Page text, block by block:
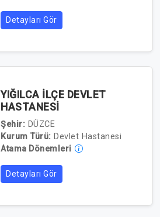
Detayları Gör
YIĞILCA İLÇE DEVLET
HASTANESİ
Şehir: DÜZCE
Kurum Türü: Devlet Hastanesi
Atama Dönemleri
Detayları Gör